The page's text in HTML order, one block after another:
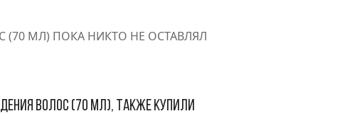
(70 МЛ) ПОКА НИКТО НЕ ОСТАВЛЯЛ
волос (70 мл), также купили